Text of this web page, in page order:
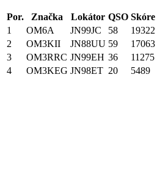
Por. Značka Lokátor QSO Skóre
1
OM6A JN99JC 58 19322
2
OM3KII JN88UU 59 17063
3
OM3RRC JN99EH 36 11275
4
OM3KEG JN98ET 20 5489